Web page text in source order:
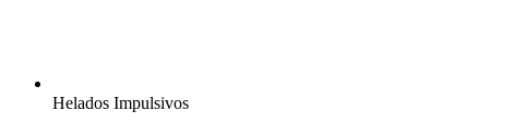
Helados Impulsivos